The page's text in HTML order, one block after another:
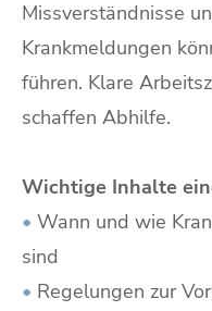
Missverständnisse
Krankmeldungen
führen. Klare
schaffen Abhilfe.
Wichtige Inhalte
• Wann und wie
sind
• Regelungen zur